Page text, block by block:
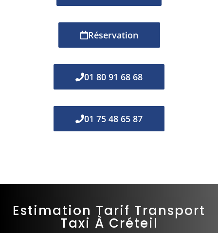
Réservation
01 80 91 68 68
01 75 48 65 87
Estimation Tarif Transport
Taxi À Créteil